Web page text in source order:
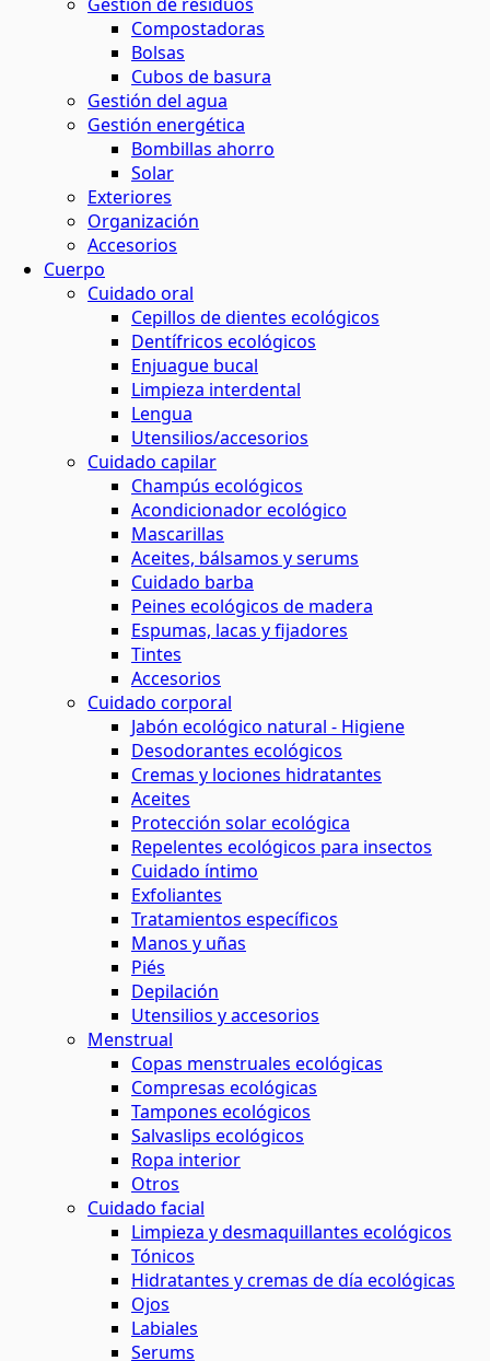
Compostadoras
Bolsas
Cubos de basura
Gestión del agua
Gestión energética
Bombillas ahorro
Solar
Exteriores
Organización
Accesorios
Cuerpo
Cuidado oral
Cepillos de dientes ecológicos
Dentífricos ecológicos
Enjuague bucal
Limpieza interdental
Lengua
Utensilios/accesorios
Cuidado capilar
Champús ecológicos
Acondicionador ecológico
Mascarillas
Aceites, bálsamos y serums
Cuidado barba
Peines ecológicos de madera
Espumas, lacas y fijadores
Tintes
Accesorios
Cuidado corporal
Jabón ecológico natural - Higiene
Desodorantes ecológicos
Cremas y lociones hidratantes
Aceites
Protección solar ecológica
Repelentes ecológicos para insectos
Cuidado íntimo
Exfoliantes
Tratamientos específicos
Manos y uñas
Piés
Depilación
Utensilios y accesorios
Menstrual
Copas menstruales ecológicas
Compresas ecológicas
Tampones ecológicos
Salvaslips ecológicos
Ropa interior
Otros
Cuidado facial
Limpieza y desmaquillantes ecológicos
Tónicos
Hidratantes y cremas de día ecológicas
Ojos
Labiales
Serums